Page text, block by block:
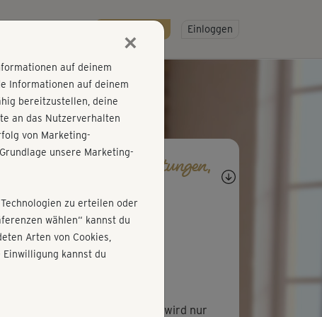
Gratis testen! Einloggen
Antworten, Bewertungen,
Nicole752
kann ich nur zustimmen...
im letzten Kurs dieser Reihe wird nur
×
auf deinem
Informationen auf deinem
bereitzustellen, deine
an das Nutzerverhalten
von Marketing-
unsere Marketing-
zu erteilen oder
wählen“ kannst du
Arten von Cookies,
kannst du